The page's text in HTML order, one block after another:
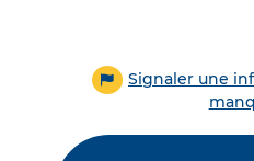
Signaler une